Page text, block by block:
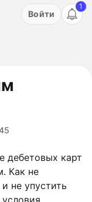
на 3 дня!
Войти
1
дебетовых карт
Как не
не упустить